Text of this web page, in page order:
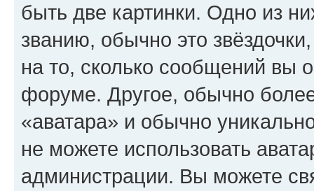
быть две картинки. Одно из
званию, обычно это
на то, сколько сообщений вы
форуме. Другое, обычно
«аватара» и обычно
не можете использовать
администрации. Вы можете